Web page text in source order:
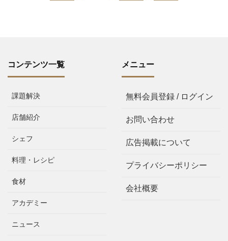
コンテンツ一覧
課題解決
店舗紹介
シェフ
料理・レシピ
食材
アカデミー
ニュース
メニュー
無料会員登録 / ログイン
お問い合わせ
広告掲載について
プライバシーポリシー
会社概要